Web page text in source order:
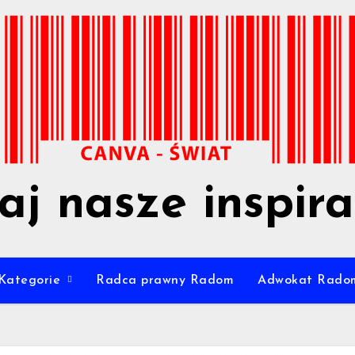
nasze
Kategorie Radca prawny Radom Adwokat